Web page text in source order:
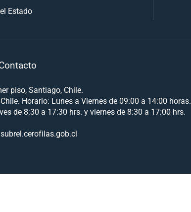
Estado
piso, Santiago, Chile.
Horario: Lunes a Viernes de 09:00 a 14:00 horas.
de 8:30 a 17:30 hrs. y viernes de 8:30 a 17:00 hrs.